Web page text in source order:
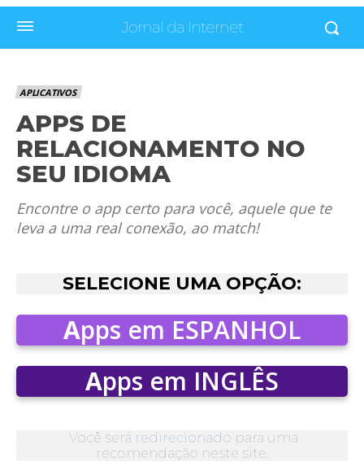
Jornal da Internet
APLICATIVOS
APPS DE
RELACIONAMENTO NO
SEU IDIOMA
Encontre o app certo para você, aquele que te
leva a uma real conexão, ao match!
SELECIONE UMA OPÇÃO:
Apps em ESPANHOL
Apps em INGLÊS
Você será redirecionado para uma
recomendação neste site.